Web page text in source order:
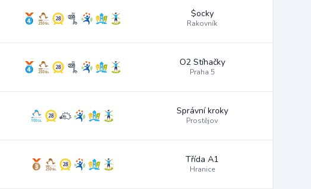
$ocky
Rakovník
O2 Stíhačky
Praha 5
Správní kroky
Prostějov
Třída A1
Hranice